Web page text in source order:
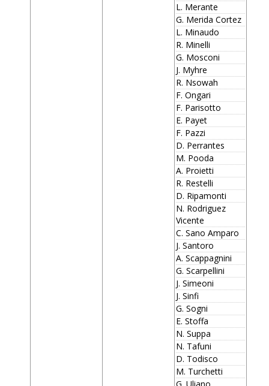
L. Merante
G. Merida Cortez
L. Minaudo
R. Minelli
G. Mosconi
J. Myhre
R. Nsowah
F. Ongari
F. Parisotto
E. Payet
F. Pazzi
D. Perrantes
M. Pooda
A. Proietti
R. Restelli
D. Ripamonti
N. Rodriguez
Vicente
C. Sano Amparo
J. Santoro
A. Scappagnini
G. Scarpellini
J. Simeoni
J. Sinfi
G. Sogni
E. Stoffa
N. Suppa
N. Tafuni
D. Todisco
M. Turchetti
G. Uliano